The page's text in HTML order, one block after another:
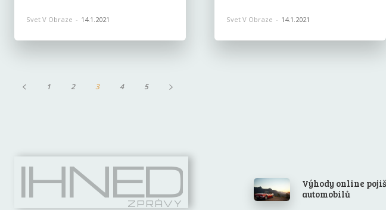
Svet V Obraze - 14.1.2021 Svet V Obraze - 14.1.2021
1 2 3 4 5
IHNED
ZPRÁVY
Výhody online
automobilů